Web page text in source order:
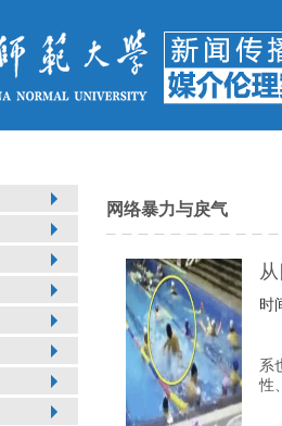
网络暴力与戾气
时
系
性